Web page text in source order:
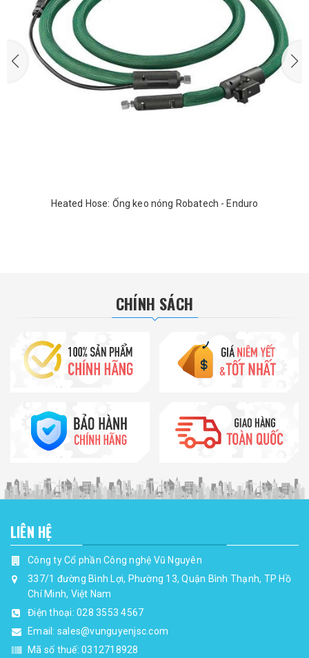
Heated Hose: Ống keo nóng Robatech - Enduro
CHÍNH SÁCH
LIÊN HỆ
Công ty Cổ phần Công nghệ Vũ Nguyên
337/1 đường Bình Lợi, Phường 13, Quận Bình Thạnh, TP Hồ
Chí Minh, Việt Nam
Điện thoại: 028 3553 4567
Email: sales@vunguyenjsc.com
Mã số thuế: 0312718928